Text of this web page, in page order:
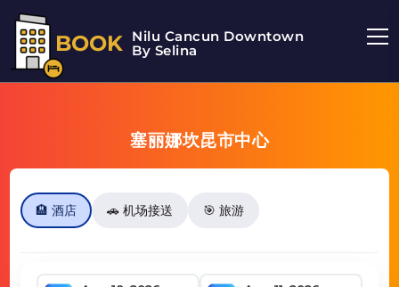
BOOK Nilu Cancun Downtown
By Selina
塞丽娜坎昆市中心
🏨 酒店 🚗 机场接送 🎯 旅游